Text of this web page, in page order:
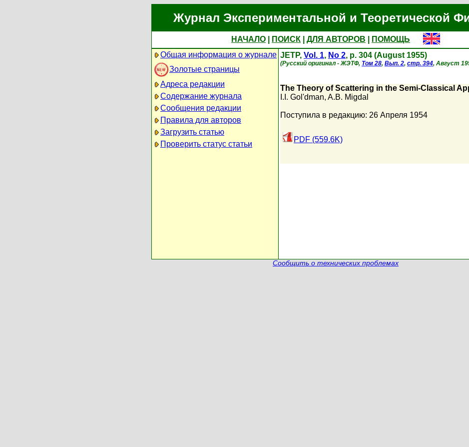
Журнал Экспериментальной и Теоретической
НАЧАЛО ПОИСК ДЛЯ АВТОРОВ
ПОМОЩЬ
Общая информация о журнале
Золотые страницы
Адреса редакции
Содержание журнала
Сообщения редакции
Правила для авторов
Загрузить статью
Проверить статус статьи
JETP, Vol. 1, No 2, p. 304 (August 1955)
(Русский оригинал - ЖЭТФ, Том 28, Вып. 2, стр. 394, Август
The Theory of Scattering in the Semi-Classical
I.I. Gol'dman, A.B. Migdal
Поступила в редакцию: 26 Апреля 1954
PDF (559.6K)
Сообщить о технических проблемах